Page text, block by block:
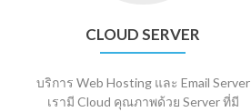
CLOUD SERVER
บริการ Web Hosting และ Email Server
เรามี Cloud คุณภาพด้วย Server ที่มี